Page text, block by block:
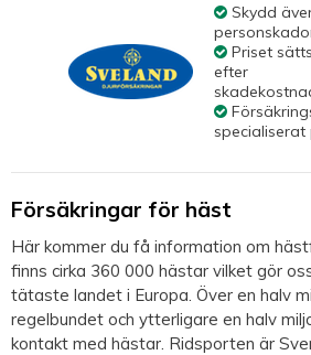
Skydd
Priset
efter
specialiserat
Försäkringar för häst
Här kommer du få information om
finns cirka 360 000 hästar vilket gör
tätaste landet i Europa. Över en halv
regelbundet och ytterligare en halv
kontakt med hästar. Ridsporten är